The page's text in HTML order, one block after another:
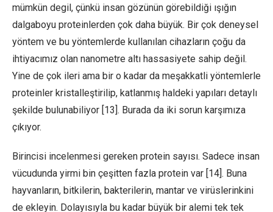
mümkün degil, çünkü insan gözünün görebildiği ışığın
dalgaboyu proteinlerden çok daha büyük. Bir çok deneysel
yöntem ve bu yöntemlerde kullanılan cihazların çoğu da
ihtiyacımız olan nanometre altı hassasiyete sahip değil.
Yine de çok ileri ama bir o kadar da meşakkatli yöntemlerle
proteinler kristalleştirilip, katlanmış haldeki yapıları detaylı
şekilde bulunabiliyor [13]. Burada da iki sorun karşımıza
çıkıyor.
Birincisi incelenmesi gereken protein sayısı. Sadece insan
vücudunda yirmi bin çeşitten fazla protein var [14]. Buna
hayvanların, bitkilerin, bakterilerin, mantar ve virüslerinkini
de ekleyin. Dolayısıyla bu kadar büyük bir alemi tek tek